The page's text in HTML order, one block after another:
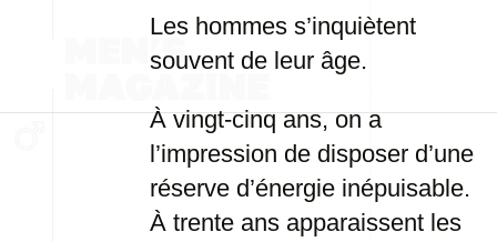
Les hommes s’inquiètent
souvent de leur âge.
À vingt-cinq ans, on a
l’impression de disposer d’une
réserve d’énergie inépuisable.
À trente ans apparaissent les